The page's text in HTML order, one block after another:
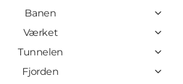
Banen
Værket
Tunnelen
Fjorden